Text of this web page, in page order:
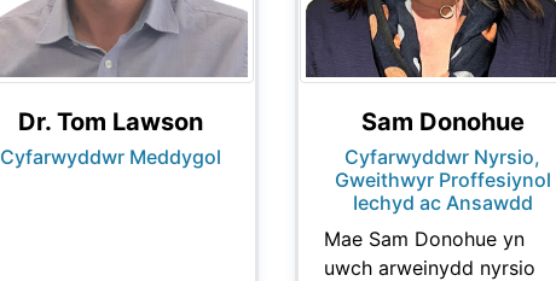
Dr. Tom Lawson
Cyfarwyddwr Meddygol
Sam Donohue
Cyfarwyddwr Nyrsio,
Gweithwyr Proffesiynol
Iechyd ac Ansawdd
Mae Sam Donohue yn
uwch arweinydd nyrsio